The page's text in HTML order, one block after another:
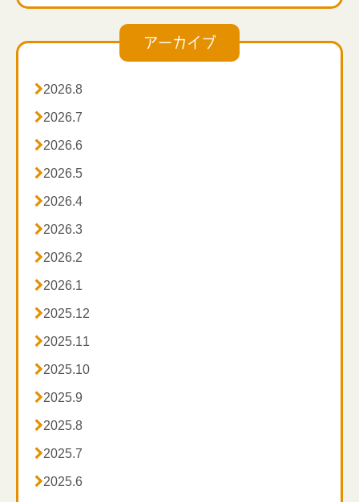
アーカイブ
2026.8
2026.7
2026.6
2026.5
2026.4
2026.3
2026.2
2026.1
2025.12
2025.11
2025.10
2025.9
2025.8
2025.7
2025.6